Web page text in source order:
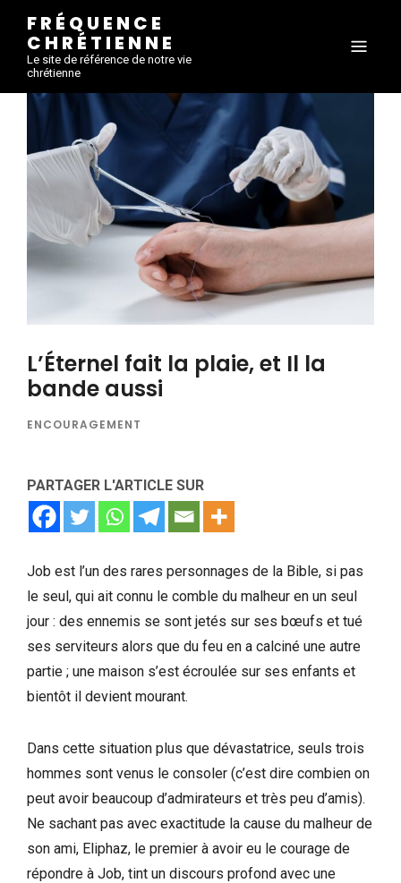
FRÉQUENCE
CHRÉTIENNE
Le site de référence de notre vie
chrétienne
L’Éternel fait la plaie, et Il la
bande aussi
ENCOURAGEMENT
PARTAGER L'ARTICLE SUR
Job est l’un des rares personnages de la Bible, si pas
le seul, qui ait connu le comble du malheur en un seul
jour : des ennemis se sont jetés sur ses bœufs et tué
ses serviteurs alors que du feu en a calciné une autre
partie ; une maison s’est écroulée sur ses enfants et
bientôt il devient mourant.
Dans cette situation plus que dévastatrice, seuls trois
hommes sont venus le consoler (c’est dire combien on
peut avoir beaucoup d’admirateurs et très peu d’amis).
Ne sachant pas avec exactitude la cause du malheur de
son ami, Eliphaz, le premier à avoir eu le courage de
répondre à Job, tint un discours profond avec une